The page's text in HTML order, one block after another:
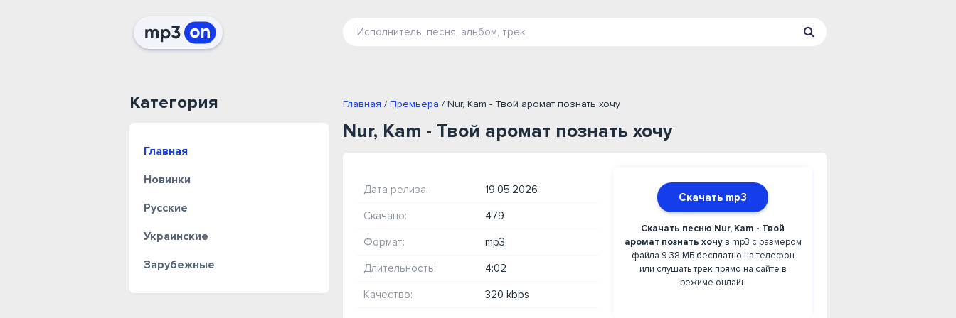
Категория
Главная
Новинки
Русские
Украинские
Зарубежные
Главная / Премьера / Nur, Kam - Твой аромат познать хочу
Nur, Kam - Твой аромат познать хочу
Дата релиза: 19.05.2026
Скачано: 479
Формат: mp3
Длительность: 4:02
Качество: 320 kbps
Скачать mp3
Скачать песню Nur, Kam - Твой
аромат познать хочув mp3 с размером
файла 9.38 МБ бесплатно на телефон
или слушать трек прямо на сайте в
режиме онлайн